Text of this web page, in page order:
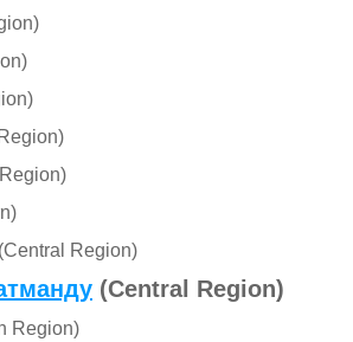
(Central Region)
(Central Region)
Region)